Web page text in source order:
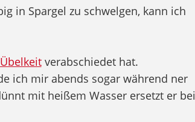
in Spargel zu schwelgen, kann ich
Übelkeitverabschiedet hat.
ich mir abends sogar während ner
mit heißem Wasser ersetzt er bei